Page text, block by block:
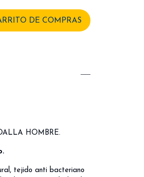
HOMBRE.
tejido anti bacteriano